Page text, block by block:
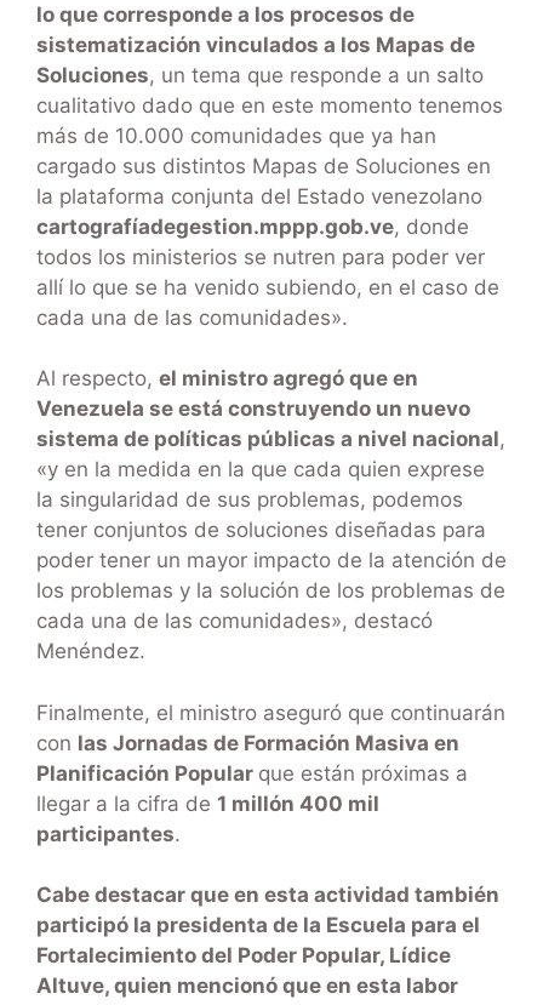
lo que corresponde a los procesos de
sistematización vinculados a los Mapas de
Soluciones, un tema que responde a un salto
cualitativo dado que en este momento tenemos
más de 10.000 comunidades que ya han
cargado sus distintos Mapas de Soluciones en
la plataforma conjunta del Estado venezolano
cartografíadegestion.mppp.gob.ve, donde
todos los ministerios se nutren para poder ver
allí lo que se ha venido subiendo, en el caso de
cada una de las comunidades».
Al respecto, el ministro agregó que en
Venezuela se está construyendo un nuevo
sistema de políticas públicas a nivel nacional,
«y en la medida en la que cada quien exprese
la singularidad de sus problemas, podemos
tener conjuntos de soluciones diseñadas para
poder tener un mayor impacto de la atención de
los problemas y la solución de los problemas de
cada una de las comunidades», destacó
Menéndez.
Finalmente, el ministro aseguró que continuarán
con las Jornadas de Formación Masiva en
Planificación Popular que están próximas a
llegar a la cifra de 1 millón 400 mil
participantes.
Cabe destacar que en esta actividad también
participó la presidenta de la Escuela para el
Fortalecimiento del Poder Popular, Lídice
Altuve, quien mencionó que en esta labor